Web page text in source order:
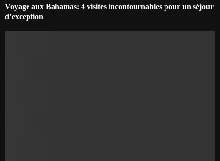
Voyage aux Bahamas: 4 visites incontournables pour un séjour
d’exception